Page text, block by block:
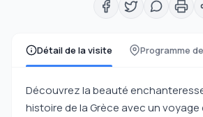
Détail de la visite Programme
Découvrez la beauté
histoire de la Grèce avec un voyage